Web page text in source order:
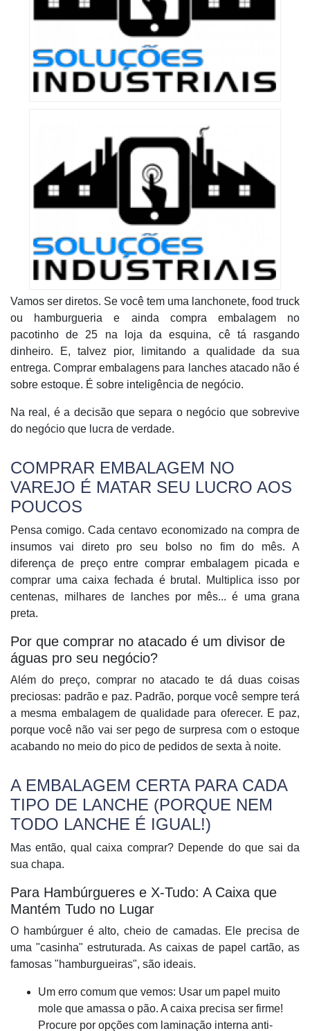
Vamos ser diretos. Se você tem uma lanchonete, food truck
ou hamburgueria e ainda compra embalagem no
pacotinho de 25 na loja da esquina, cê tá rasgando
dinheiro. E, talvez pior, limitando a qualidade da sua
entrega. Comprarembalagens para lanches atacadonão é
sobre estoque. É sobre inteligência de negócio.
Na real, é a decisão que separa o negócio que sobrevive
do negócio que lucra de verdade.
COMPRAR EMBALAGEM NO
VAREJO É MATAR SEU LUCRO AOS
POUCOS
Pensa comigo. Cada centavo economizado na compra de
insumos vai direto pro seu bolso no fim do mês. A
diferença de preço entre comprar embalagem picada e
comprar uma caixa fechada é brutal. Multiplica isso por
centenas, milhares de lanches por mês... é uma grana
preta.
Por que comprar no atacado é um divisor de
águas pro seu negócio?
Além do preço, comprar no atacado te dá duas coisas
preciosas: padrão e paz. Padrão, porque você sempre terá
a mesma embalagem de qualidade para oferecer. E paz,
porque você não vai ser pego de surpresa com o estoque
acabando no meio do pico de pedidos de sexta à noite.
A EMBALAGEM CERTA PARA CADA
TIPO DE LANCHE (PORQUE NEM
TODO LANCHE É IGUAL!)
Mas então, qual caixa comprar? Depende do que sai da
sua chapa.
Para Hambúrgueres e X-Tudo: A Caixa que
Mantém Tudo no Lugar
O hambúrguer é alto, cheio de camadas. Ele precisa de
uma "casinha" estruturada. As caixas de papel cartão, as
famosas "hamburgueiras", são ideais.
Um erro comum que vemos: Usar um papel muito
mole que amassa o pão. A caixa precisa ser firme!
Procure por opções com laminação interna anti-